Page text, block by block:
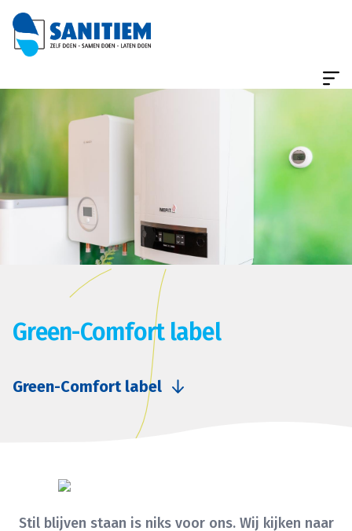
Green-Comfort label
Green-Comfort label
Stil blijven staan is niks voor ons. Wij kijken naar